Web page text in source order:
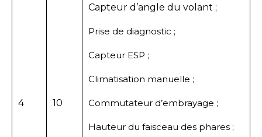
4 10
Capteur d’angle du volant ;
Prise de diagnostic ;
Capteur ESP ;
Climatisation manuelle ;
Commutateur d’embrayage ;
Hauteur du faisceau des phares ;